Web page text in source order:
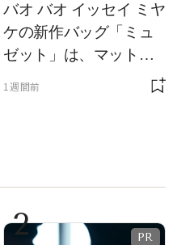
バオ バオ イッセイ ミヤ
ケの新作バッグ「ミュ
ゼット」は、マットな
1週間前
2